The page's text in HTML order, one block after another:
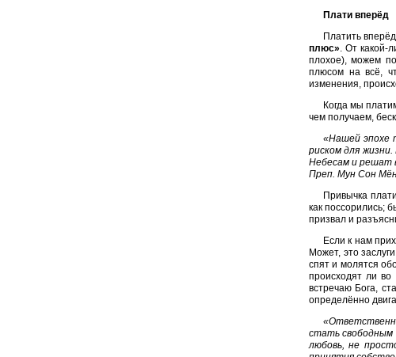
Плати вперёд
Платить
плюс». От какой-
плохое), можем
плюсом на всё,
изменения,
Когда мы
чем получаем,
«Нашей эпохе
риском для
Небесам и решат
Преп. Мун Сон
Привычка
как поссорились;
призвал и
Если к нам
Может, это
спят и молятся
происходят ли
встречаю Бога,
определённо
стать свободным
любовь, не